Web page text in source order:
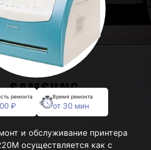
ремонта
₽
Время ремонта
от 30 мин
и обслуживание принтера
осуществляется как с